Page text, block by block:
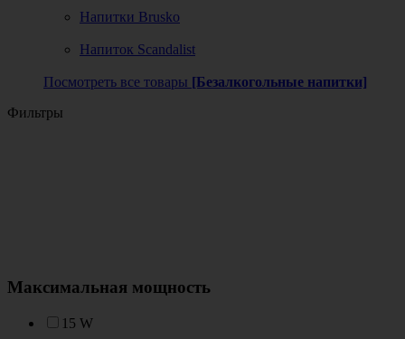
Напитки Brusko
Напиток Scandalist
Посмотреть все товары [Безалкогольные напитки]
Фильтры
Максимальная мощность
15 W